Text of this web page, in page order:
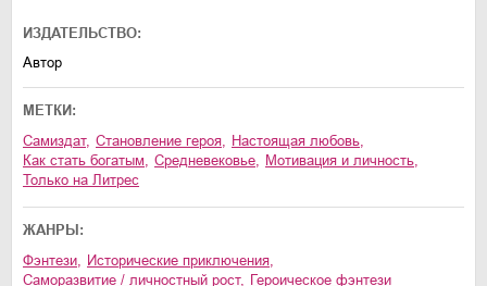
ИЗДАТЕЛЬСТВО:
Автор
МЕТКИ:
Самиздат, становление героя настоящая любовь
как стать богатым
Средневековье мотивация и личность
только на Литрес
ЖАНРЫ:
фэнтези
исторические приключения
саморазвитие / личностный рост, героическое фэнтези